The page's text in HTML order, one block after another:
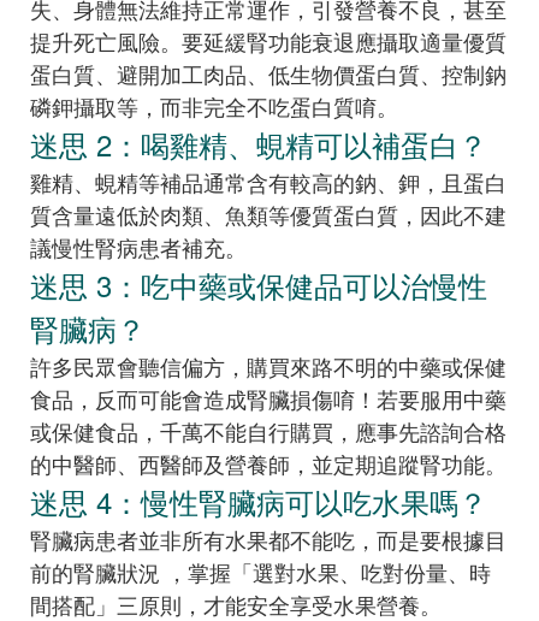
失、身體無法維持正常運作，引發營養不良，甚至
提升死亡風險。要延緩腎功能衰退應攝取適量優質
蛋白質、避開加工肉品、低生物價蛋白質、控制鈉
磷鉀攝取等，而非完全不吃蛋白質唷。
迷思 2：喝雞精、蜆精可以補蛋白？
雞精、蜆精等補品通常含有較高的鈉、鉀，且蛋白
質含量遠低於肉類、魚類等優質蛋白質，因此不建
議慢性腎病患者補充。
迷思 3：吃中藥或保健品可以治慢性
腎臟病？
許多民眾會聽信偏方，購買來路不明的中藥或保健
食品，反而可能會造成腎臟損傷唷！若要服用中藥
或保健食品，千萬不能自行購買，應事先諮詢合格
的中醫師、西醫師及營養師，並定期追蹤腎功能。
迷思 4：慢性腎臟病可以吃水果嗎？
腎臟病患者並非所有水果都不能吃，而是要根據目
前的腎臟狀況 ，掌握「選對水果、吃對份量、時
間搭配」三原則，才能安全享受水果營養。